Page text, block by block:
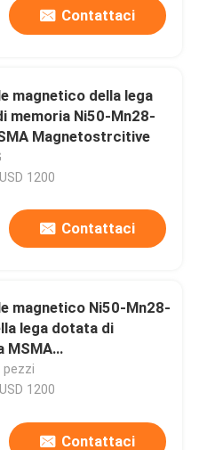
Contattaci
magnetico della lega
memoria Ni50-Mn28-
Magnetostrcitive
1200
Contattaci
magnetico Ni50-Mn28-
lega dotata di
MSMA
pezzi
1200
Contattaci